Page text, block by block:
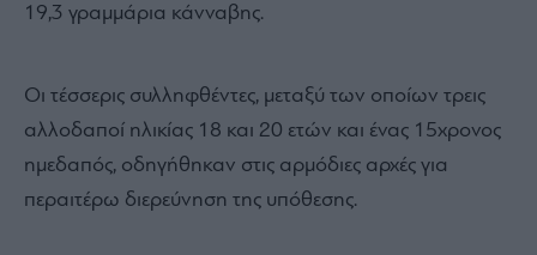
19,3 γραμμάρια κάνναβης.
Οι τέσσερις συλληφθέντες, μεταξύ των οποίων τρεις
αλλοδαποί ηλικίας 18 και 20 ετών και ένας 15χρονος
ημεδαπός, οδηγήθηκαν στις αρμόδιες αρχές για
περαιτέρω διερεύνηση της υπόθεσης.